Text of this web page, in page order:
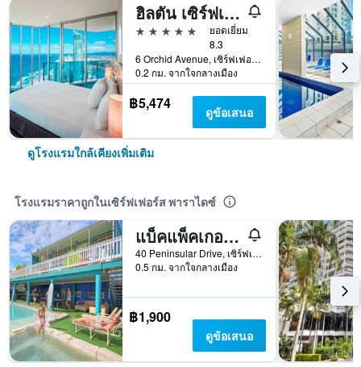
ฮิลตัน เซิร์ฟเฟอร์ส พาราไดซ์ โฮเทลแอนด์เรสซิเดนซ์
5 ดาว
ยอดเยี่ยม
8.3
6 Orchid Avenue, เซิร์ฟเฟอร์ส พาราไดซ์, QLD, ออสเตรเลีย
0.2 กม. จากใจกลางเมือง
฿5,474 ดูข้อเสนอ
ดูโรงแรมใกล้เคียงเพิ่มเติม
โรงแรมราคาถูกในเซิร์ฟเฟอร์ส พาราไดซ์
แบ็คแพ็คเกอร์ส อิน พาราไดซ์ รีสอร์ท - โฮสเทล
40 Peninsular Drive, เซิร์ฟเฟอร์ส พาราไดซ์, QLD, ออสเตรเลีย
0.5 กม. จากใจกลางเมือง
฿1,900
ดูข้อเสนอ